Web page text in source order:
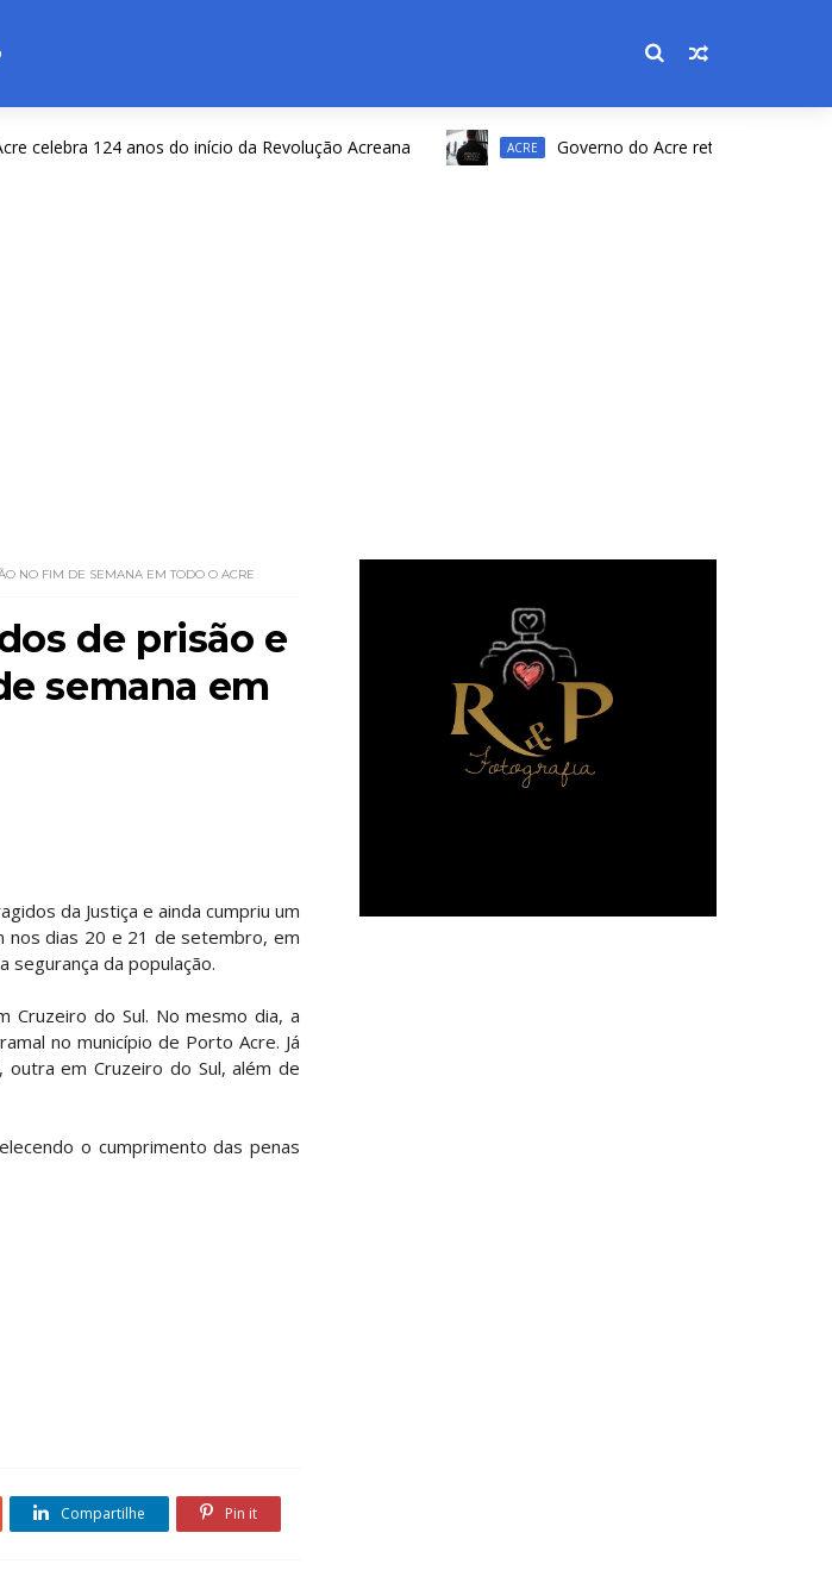
124 anos do início da Revolução Acreana ACRE Governo do Acre retifica resultado de
NO FIM DE SEMANA EM TODO O ACRE
de prisão e
semana em
da Justiça e ainda cumpriu um
nos dias 20 e 21 de setembro, em
da população.
Cruzeiro do Sul. No mesmo dia, a
no município de Porto Acre. Já
em Cruzeiro do Sul, além de
o cumprimento das penas
Compartilhe Pin it